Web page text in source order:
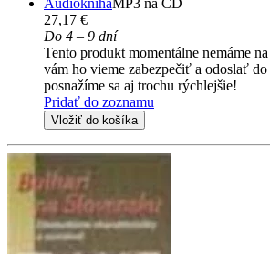
27,17 €
Do 4 – 9 dní
Tento produkt momentálne nemáme
vám ho vieme zabezpečiť a odoslať
posnažíme sa aj trochu rýchlejšie!
Pridať do zoznamu
Vložiť do košíka